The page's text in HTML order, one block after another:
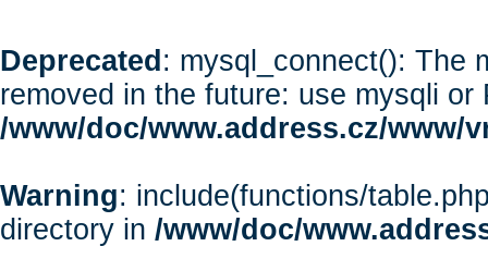
Deprecated : mysql_connect(): The
removed in the future: use mysqli or
/www/doc/www.address.cz/www/
Warning: include(functions/
directory in /www/doc/